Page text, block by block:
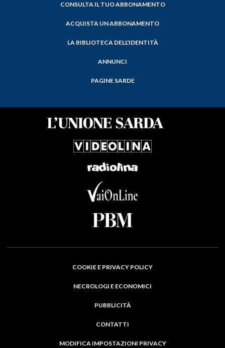
CONSULTA IL TUO ABBONAMENTO
ACQUISTA UN ABBONAMENTO
LA BIBLIOTECA DELL'IDENTITÀ
ANNUNCI
PAGINE SARDE
COOKIE E PRIVACY POLICY
NECROLOGI E ECONOMICI
PUBBLICITÀ
CONTATTI
MODIFICA IMPOSTAZIONI PRIVACY